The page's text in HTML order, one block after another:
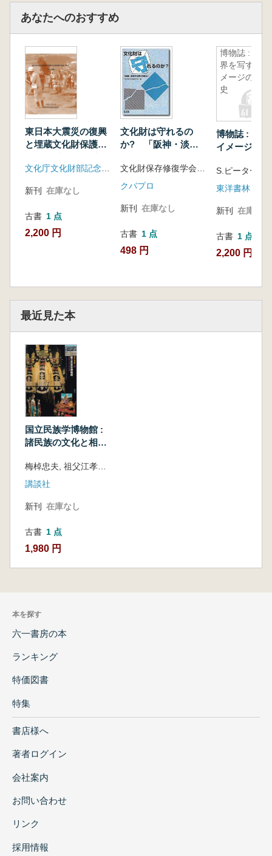
あなたへのおすすめ
東日本大震災の復興
と埋蔵文化財保護の
応編
文化庁文化財部記念物課
新刊 在庫なし
古書 1 点
2,200 円
文化財は守れるの
か? 「阪神・淡路
クバプロ
新刊 在庫なし
古書 1 点
498 円
博物誌 : 世
界を写すイ
メージの歴
史
博物誌 : 世界
イメージの
S.ピーター・
東洋書林
新刊 在庫なし
古書 1 点
2,200 円
最近見た本
国立民族学博物館 :
諸民族の文化と相互
講談社
新刊 在庫なし
古書 1 点
1,980 円
本を探す
六一書房の本
ランキング
特価図書
特集
書店様へ
著者ログイン
会社案内
お問い合わせ
リンク
採用情報